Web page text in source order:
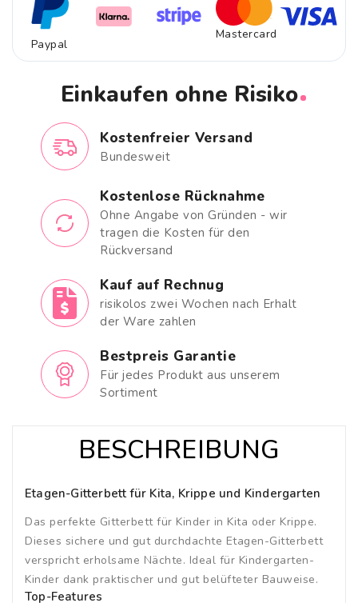
Paypal
Mastercard
Einkaufen ohne Risiko
Kostenfreier Versand
Bundesweit
Kostenlose Rücknahme
Ohne Angabe von Gründen - wir
tragen die Kosten für den
Rückversand
Kauf auf Rechnug
risikolos zwei Wochen nach Erhalt
der Ware zahlen
Bestpreis Garantie
Für jedes Produkt aus unserem
Sortiment
BESCHREIBUNG
Etagen-Gitterbett für Kita, Krippe und Kindergarten
Das perfekte Gitterbett für Kinder in Kita oder Krippe.
Dieses sichere und gut durchdachte Etagen-Gitterbett
verspricht erholsame Nächte. Ideal für Kindergarten-
Kinder dank praktischer und gut belüfteter Bauweise.
Top-Features